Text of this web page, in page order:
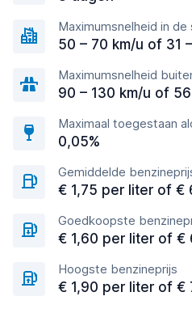
Maximumsnelheid in de
50 – 70 km/u of 31
Maximumsnelheid
90 – 130 km/u of
Maximaal toegestaan
0,05%
Gemiddelde
€ 1,75 per liter of €
Goedkoopste
€ 1,60 per liter of €
Hoogste benzineprijs
€ 1,90 per liter of €